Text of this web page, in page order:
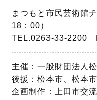
まつもと市民芸術館
18：00）
TEL.0263-33-2200
主催：一般財団法人
後援：松本市、松本
企画制作：上田市交